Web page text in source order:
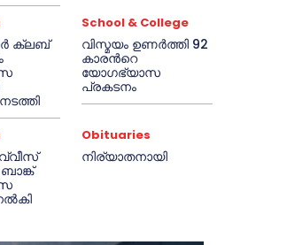
ക്ലബ്
School & College
വിസ്മയം ഉണർത്തി 92
കാരൻറെ
യോഗഭ്യാസ
പ്രകടനം
Obituaries
നിര്യാതനായി